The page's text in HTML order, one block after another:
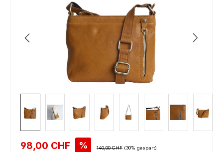
Verkaufspreis:
98,00 CHF % Regulärer Preis:
140,00 CHF (30% gespart)